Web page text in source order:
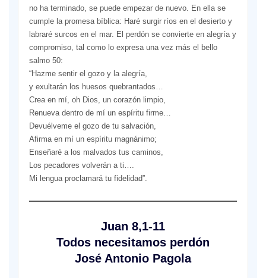
no ha terminado, se puede empezar de nuevo. En ella se
cumple la promesa bíblica: Haré surgir ríos en el desierto y
labraré surcos en el mar. El perdón se convierte en alegría y
compromiso, tal como lo expresa una vez más el bello
salmo 50:
“Hazme sentir el gozo y la alegría,
y exultarán los huesos quebrantados…
Crea en mí, oh Dios, un corazón limpio,
Renueva dentro de mí un espíritu firme…
Devuélveme el gozo de tu salvación,
Afirma en mí un espíritu magnánimo;
Enseñaré a los malvados tus caminos,
Los pecadores volverán a ti….
Mi lengua proclamará tu fidelidad”.
Juan 8,1-11
Todos necesitamos perdón
José Antonio Pagola